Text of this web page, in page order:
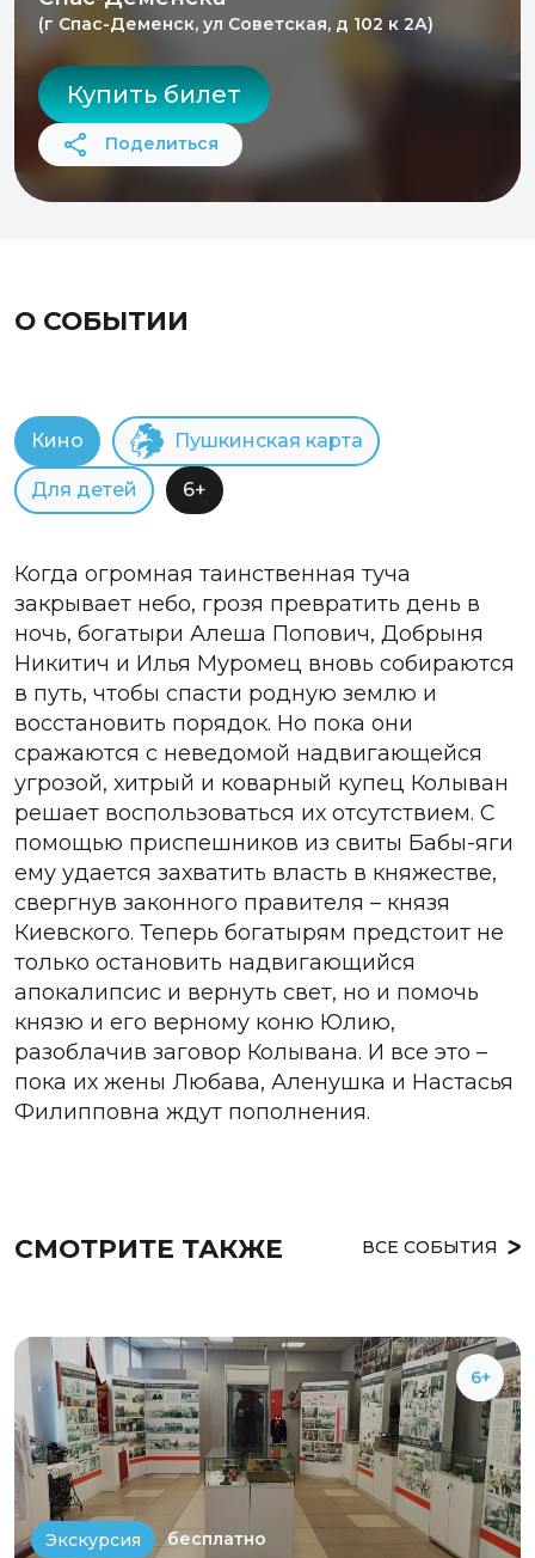
(г Спас-Деменск, ул Советская, д 102 к 2А)
Купить билет
Поделиться
О СОБЫТИИ
Кино Пушкинская карта
Для детей 6+
Когда огромная таинственная туча
закрывает небо, грозя превратить день в
ночь, богатыри Алеша Попович, Добрыня
Никитич и Илья Муромец вновь собираются
в путь, чтобы спасти родную землю и
восстановить порядок. Но пока они
сражаются с неведомой надвигающейся
угрозой, хитрый и коварный купец Колыван
решает воспользоваться их отсутствием. С
помощью приспешников из свиты Бабы-яги
ему удается захватить власть в княжестве,
свергнув законного правителя – князя
Киевского. Теперь богатырям предстоит не
только остановить надвигающийся
апокалипсис и вернуть свет, но и помочь
князю и его верному коню Юлию,
разоблачив заговор Колывана. И все это –
пока их жены Любава, Аленушка и Настасья
Филипповна ждут пополнения.
СМОТРИТЕ ТАКЖЕ ВСЕ СОБЫТИЯ
6+
Экскурсия бесплатно